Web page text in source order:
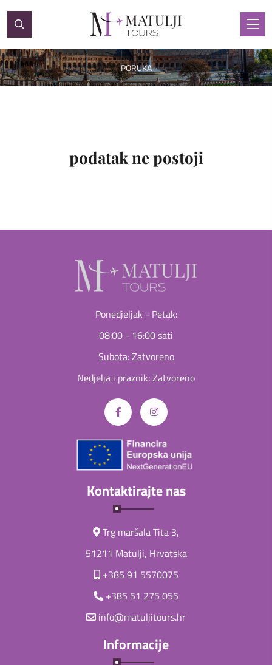
PORUKA
podatak ne postoji
Ponedjeljak - Petak:
08:00 - 16:00 sati
Subota: Zatvoreno
Nedjelja i praznik: Zatvoreno
Kontaktirajte nas
Trg maršala Tita 3,
51211 Matulji, Hrvatska
+385 91 5570075
+385 51 275 055
info@matuljitours.hr
Informacije